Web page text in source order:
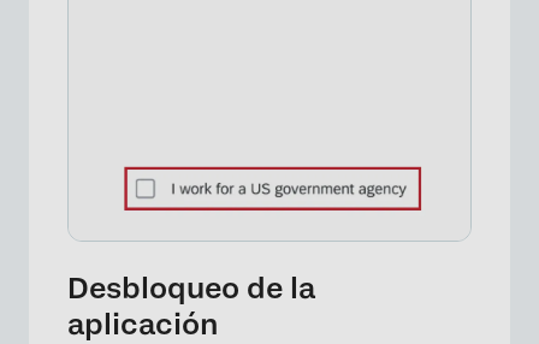
Desbloqueo de la
aplicación